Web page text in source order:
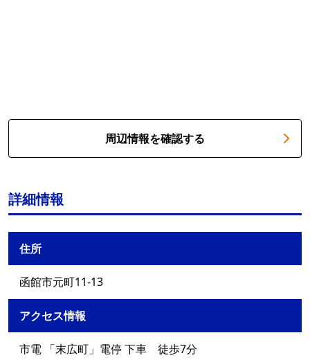
周辺情報を確認する
詳細情報
住所
函館市元町11-13
アクセス情報
市電 「末広町」電停 下車 徒歩7分